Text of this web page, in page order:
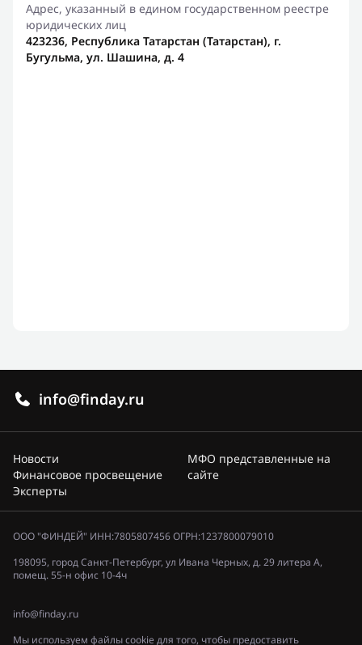
Адрес, указанный в едином государственном реестре
юридических лиц
423236, Республика Татарстан (Татарстан), г.
Бугульма, ул. Шашина, д. 4
info@finday.ru
Новости
Финансовое просвещение
Эксперты
МФО представленные на
сайте
ООО "ФИНДЕЙ" ИНН:7805807456 ОГРН:1237800079010
198095, город Санкт-Петербург, ул Ивана Черных, д. 29 литера А,
помещ. 55-н офис 10-4ч
info@finday.ru
Мы используем файлы cookie для того, чтобы предоставить